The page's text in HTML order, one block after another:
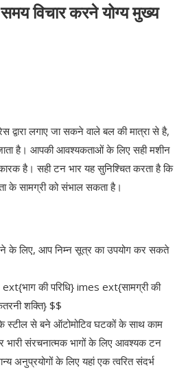
विचार करने योग्य मुख्य
द्वारा लगाए जा सकने वाले बल की मात्रा से है,
है। आपकी आवश्यकताओं के लिए सही मशीन
है। सही टन भार यह सुनिश्चित करता है कि
के सामग्री को संभाल सकता है।
के लिए, आप निम्न सूत्र का उपयोग कर सकते
की परिधि} imes ext{सामग्री की
शक्ति} $$
स्टील से बने ऑटोमोटिव घटकों के साथ काम
संरचनात्मक भागों के लिए आवश्यक टन
अनुप्रयोगों के लिए यहां एक त्वरित संदर्भ